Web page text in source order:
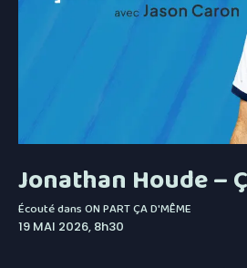
Jonathan Houde –
Écouté dansON PART ÇA D'MÊME
19 MAI 2026, 8h30